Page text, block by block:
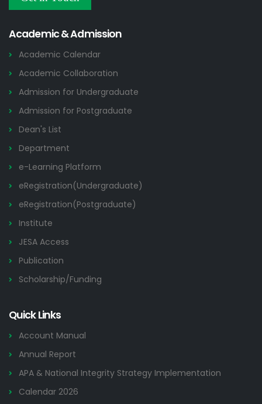
2026
Academic & Admission
Academic Calendar
Academic Collaboration
Admission for Undergraduate
Admission for Postgraduate
Dean's List
Department
e-Learning Platform
eRegistration(Undergraduate)
eRegistration(Postgraduate)
Institute
JESA Access
Publication
Scholarship/Funding
Quick Links
Account Manual
Annual Report
APA & National Integrity Strategy Implementation
Calendar 2026